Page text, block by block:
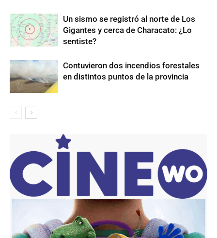
Un sismo se registró al norte de Los
Gigantes y cerca de Characato: ¿Lo
sentiste?
Contuvieron dos incendios forestales
en distintos puntos de la provincia